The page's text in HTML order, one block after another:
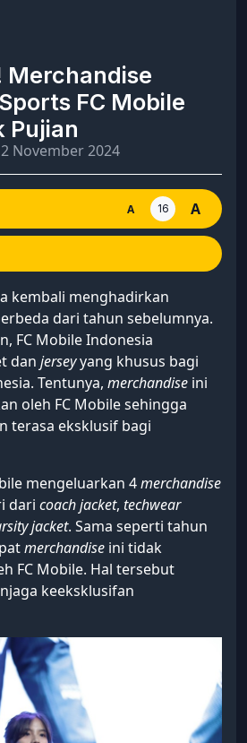
Merchandise
FC Mobile
Pujian
November 2024
A 16 A
kembali menghadirkan
dari tahun sebelumnya.
FC Mobile Indonesia
dan jerseyyang khusus bagi
Tentunya, merchandise ini
oleh FC Mobile sehingga
terasa eksklusif bagi
mengeluarkan 4merchandise
dari coach jacket, techwear
jacket. Sama seperti tahun
merchandise ini tidak
FC Mobile. Hal tersebut
keeksklusifan